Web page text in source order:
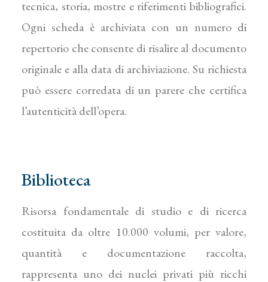
tecnica, storia, mostre e riferimenti bibliografici.
Ogni scheda è archiviata con un numero di
repertorio che consente di risalire al documento
originale e alla data di archiviazione. Su richiesta
può essere corredata di un parere che certifica
l’autenticità dell’opera.
Biblioteca
Risorsa fondamentale di studio e di ricerca
costituita da oltre 10.000 volumi, per valore,
quantità e documentazione raccolta,
rappresenta uno dei nuclei privati più ricchi